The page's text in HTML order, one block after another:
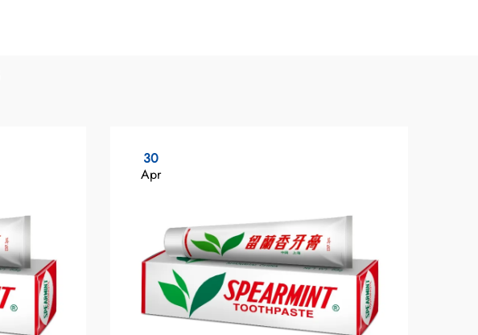
30
Apr